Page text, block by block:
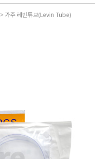
> 가주 레빈튜브(Levin Tube)